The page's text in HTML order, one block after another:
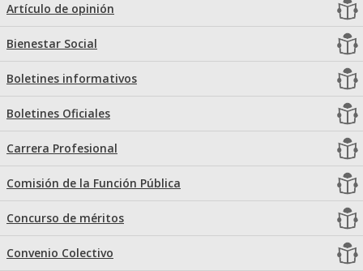
Artículo de opinión
Bienestar Social
Boletines informativos
Boletines Oficiales
Carrera Profesional
Comisión de la Función Pública
Concurso de méritos
Convenio Colectivo